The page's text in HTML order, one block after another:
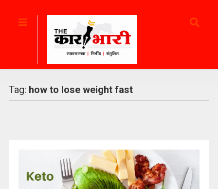
Tag: how to lose weight fast